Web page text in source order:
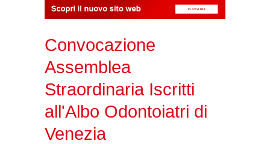
Convocazione
Assemblea
Straordinaria Iscritti
all'Albo Odontoiatri di
Venezia